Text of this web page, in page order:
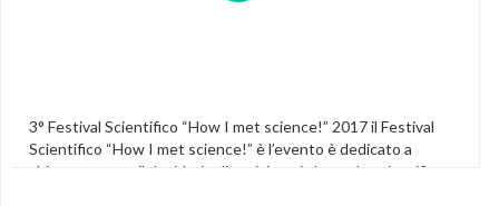
3° Festival Scientifico “How I met science!” 2017 il Festival
Scientifico “How I met science!” è l’evento è dedicato a
chiunque nutra il desiderio di avvicinarsi al mondo scientifico